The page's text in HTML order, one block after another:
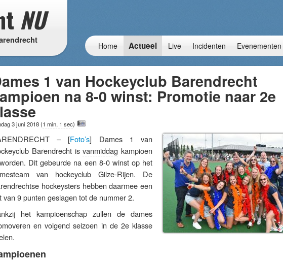
NU
Home Actueel Live Incidenten Evenementen
1 van Hockeyclub Barendrecht
na 8-0 winst: Promotie naar 2e
3 juni 2018(1 min, 1 sec)
– [Foto’s] Dames 1 van
Barendrecht isvanmiddag kampioen
Dit gebeurde na een 8-0 winst op het
van hockeyclub Gilze-Rijen. De
hockeysters hebben daarmee een
van 9 punten geslagen tot de nummer 2.
het kampioenschap zullen de dames
en volgend seizoen in de 2e klasse